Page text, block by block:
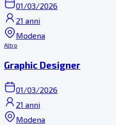
01/03/2026
21 anni
Modena
Altro
Graphic Designer
01/03/2026
21 anni
Modena